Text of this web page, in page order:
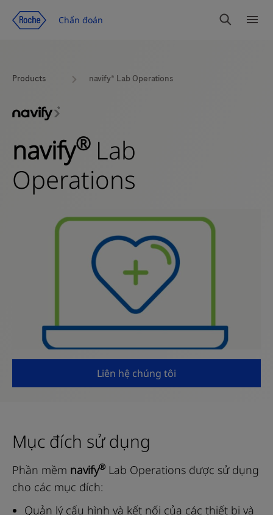
Chẩn đoán
Tìm
Products navify® Lab Operations
navify® Lab
Operations
Liên hệ chúng tôi
Mục đích sử dụng
Phần mềm navify® Lab Operations được sử dụng
cho các mục đích:
Quản lý cấu hình và kết nối của các thiết bị và